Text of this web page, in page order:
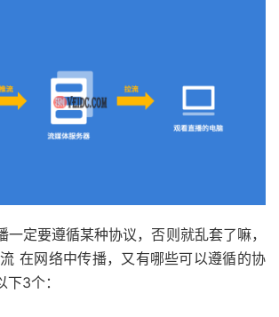
一定要遵循某种协议，否则就乱套了嘛，
在网络中传播，又有哪些可以遵循的协
3个：